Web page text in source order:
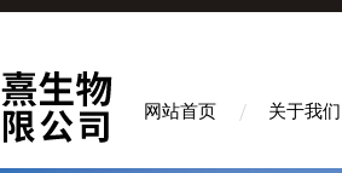
网站首页 关于我们